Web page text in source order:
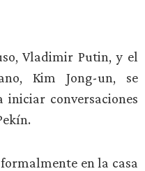
Vladimir Putin, y el
Kim Jong-un, se
iniciar conversaciones
en la casa